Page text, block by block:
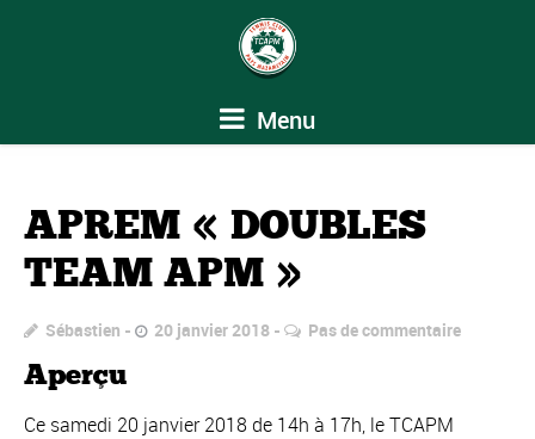
Menu
APREM « DOUBLES
TEAM APM »
Sébastien 20 janvier 2018 Pas de commentaire
Aperçu
Ce samedi 20 janvier 2018 de 14h à 17h, le TCAPM